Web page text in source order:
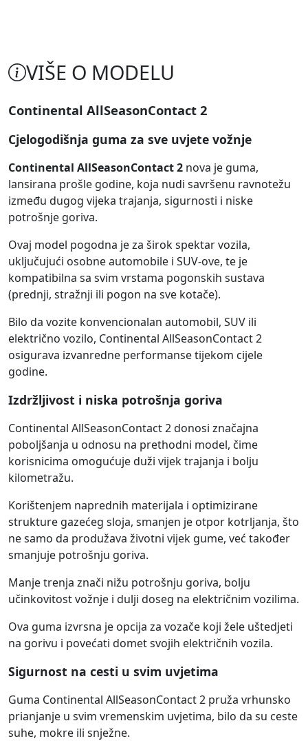
VIŠE O MODELU
Continental AllSeasonContact 2
Cjelogodišnja guma za sve uvjete vožnje
Continental AllSeasonContact 2 nova je guma,
lansirana prošle godine, koja nudi savršenu ravnotežu
između dugog vijeka trajanja, sigurnosti i niske
potrošnje goriva.
Ovaj model pogodna je za širok spektar vozila,
uključujući osobne automobile i SUV-ove, te je
kompatibilna sa svim vrstama pogonskih sustava
(prednji, stražnji ili pogon na sve kotače).
Bilo da vozite konvencionalan automobil, SUV ili
električno vozilo, Continental AllSeasonContact 2
osigurava izvanredne performanse tijekom cijele
godine.
Izdržljivost i niska potrošnja goriva
Continental AllSeasonContact 2 donosi značajna
poboljšanja u odnosu na prethodni model, čime
korisnicima omogućuje duži vijek trajanja i bolju
kilometražu.
Korištenjem naprednih materijala i optimizirane
strukture gazećeg sloja, smanjen je otpor kotrljanja, što
ne samo da produžava životni vijek gume, već također
smanjuje potrošnju goriva.
Manje trenja znači nižu potrošnju goriva, bolju
učinkovitost vožnje i dulji doseg na električnim vozilima.
Ova guma izvrsna je opcija za vozače koji žele uštedjeti
na gorivu i povećati domet svojih električnih vozila.
Sigurnost na cesti u svim uvjetima
Guma Continental AllSeasonContact 2 pruža vrhunsko
prianjanje u svim vremenskim uvjetima, bilo da su ceste
suhe, mokre ili snježne.